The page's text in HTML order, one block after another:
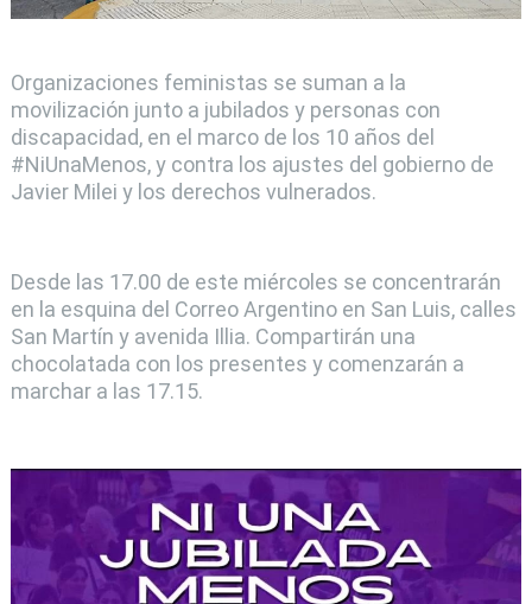
Organizaciones feministas se suman a la
movilización junto a jubilados y personas con
discapacidad, en el marco de los 10 años del
#NiUnaMenos, y contra los ajustes del gobierno de
Javier Milei y los derechos vulnerados.
Desde las 17.00 de este miércoles se concentrarán
en la esquina del Correo Argentino en San Luis, calles
San Martín y avenida Illia. Compartirán una
chocolatada con los presentes y comenzarán a
marchar a las 17.15.